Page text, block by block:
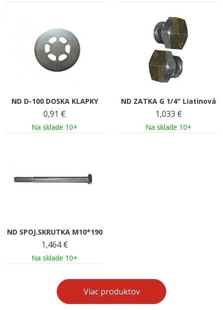
ND D-100 DOSKA KLAPKY
0,91 €
Na sklade 10+
ND ZATKA G 1/4" Liatinová
1,033 €
Na sklade 10+
ND SPOJ.SKRUTKA M10*190
1,464 €
Na sklade 10+
Viac produktov